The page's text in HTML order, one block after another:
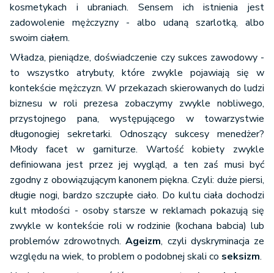
kosmetykach i ubraniach. Sensem ich istnienia jest
zadowolenie mężczyzny - albo udaną szarlotką, albo
swoim ciałem.
Władza, pieniądze, doświadczenie czy sukces zawodowy -
to wszystko atrybuty, które zwykle pojawiają się w
kontekście mężczyzn. W przekazach skierowanych do ludzi
biznesu w roli prezesa zobaczymy zwykle nobliwego,
przystojnego pana, występującego w towarzystwie
długonogiej sekretarki. Odnoszący sukcesy menedżer?
Młody facet w garniturze. Wartość kobiety zwykle
definiowana jest przez jej wygląd, a ten zaś musi być
zgodny z obowiązującym kanonem piękna. Czyli: duże piersi,
długie nogi, bardzo szczupłe ciało. Do kultu ciała dochodzi
kult młodości - osoby starsze w reklamach pokazują się
zwykle w kontekście roli w rodzinie (kochana babcia) lub
problemów zdrowotnych.Ageizm, czyli dyskryminacja ze
względu na wiek, to problem o podobnej skali co seksizm.